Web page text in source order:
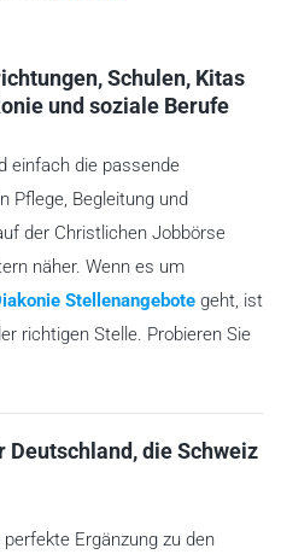
Schulen, Kitas
und soziale Berufe
einfach die passende
Pflege, Begleitung und
der Christlichen Jobbörse
näher. Wenn es um
Stellenangebote geht, ist
richtigen Stelle. Probieren Sie
die Schweiz
Ergänzung zu den